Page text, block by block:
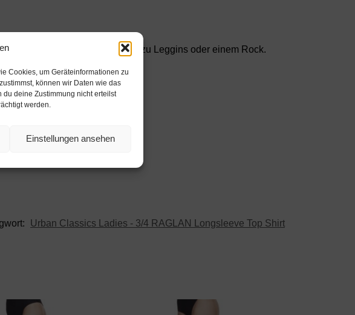
Cookies, um Geräteinformationen zu
können wir Daten wie das
deine Zustimmung nicht erteilst
werden.
Einstellungen ansehen
genauso gut auf Jeans, wie zu Leggins oder einem Rock.
Urban Classics Ladies - 3/4 RAGLAN Longsleeve Top Shirt